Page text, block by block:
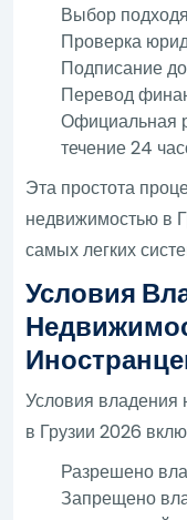
Выбор
Проверка
Подписание
Перевод
Официальная
течение 24
Эта простота
недвижимостью в
самых легких
Условия
Условия владения
в Грузии 2026
Разрешено
Запрещено